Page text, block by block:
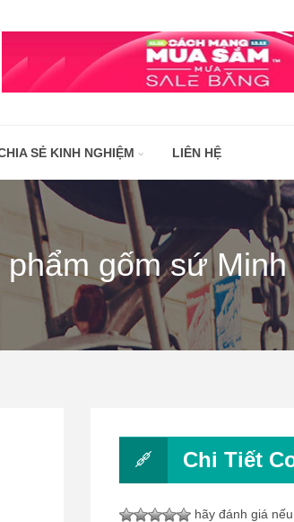
SẺ KINH NGHIỆM LIÊN HỆ
gốm sứ Minh
Chi Tiết
hãy đánh giá